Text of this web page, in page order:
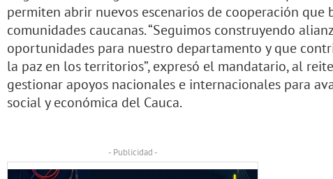
permiten abrir nuevos escenarios de cooperación que
comunidades caucanas. “Seguimos construyendo
oportunidades para nuestro departamento y que
la paz en los territorios”, expresó el mandatario, al
gestionar apoyos nacionales e internacionales para
social y económica del Cauca.
- Publicidad -